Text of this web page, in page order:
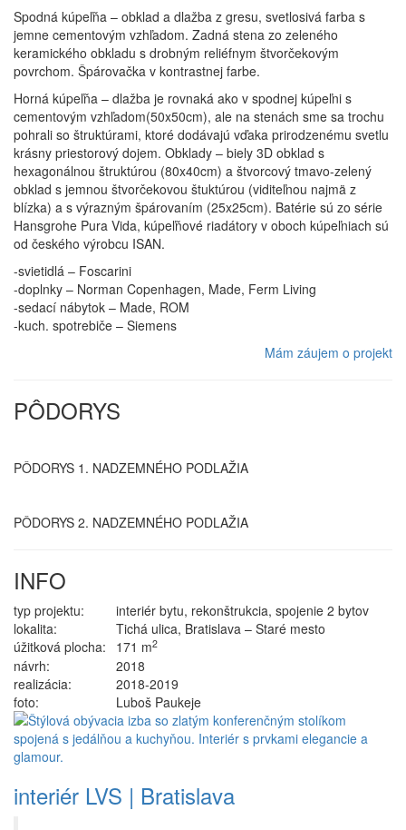
Spodná kúpeľňa – obklad a dlažba z gresu, svetlosivá farba s
jemne cementovým vzhľadom. Zadná stena zo zeleného
keramického obkladu s drobným reliéfnym štvorčekovým
povrchom. Špárovačka v kontrastnej farbe.
Horná kúpeľňa – dlažba je rovnaká ako v spodnej kúpeľni s
cementovým vzhľadom(50x50cm), ale na stenách sme sa trochu
pohrali so štruktúrami, ktoré dodávajú vďaka prirodzenému svetlu
krásny priestorový dojem. Obklady – biely 3D obklad s
hexagonálnou štruktúrou (80x40cm) a štvorcový tmavo-zelený
obklad s jemnou štvorčekovou štuktúrou (viditeľnou najmä z
blízka) a s výrazným špárovaním (25x25cm). Batérie sú zo série
Hansgrohe Pura Vida, kúpeľňové riadátory v oboch kúpeľniach sú
od českého výrobcu ISAN.
-svietidlá – Foscarini
-doplnky – Norman Copenhagen, Made, Ferm Living
-sedací nábytok – Made, ROM
-kuch. spotrebiče – Siemens
Mám záujem o projekt
PÔDORYS
PÔDORYS 1. NADZEMNÉHO PODLAŽIA
PÔDORYS 2. NADZEMNÉHO PODLAŽIA
INFO
typ projektu:
interiér bytu, rekonštrukcia, spojenie 2 bytov
lokalita:
Tichá ulica, Bratislava – Staré mesto
úžitková plocha:
171 m2
návrh:
2018
realizácia:
2018-2019
foto:
Luboš Paukeje
interiér LVS | Bratislava